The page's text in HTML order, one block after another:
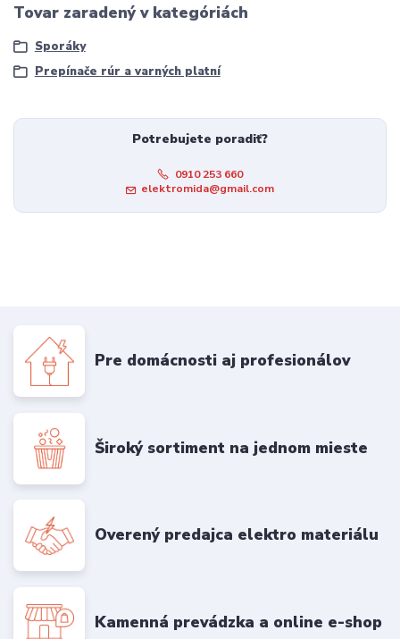
Tovar zaradený v kategóriách
Sporáky
Prepínače rúr a varných platní
Potrebujete poradiť?
0910 253 660
elektromida@gmail.com
Pre domácnosti aj profesionálov
Široký sortiment na jednom mieste
Overený predajca elektro materiálu
Kamenná prevádzka a online e-shop